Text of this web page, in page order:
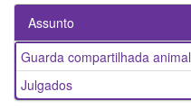
Assunto
Guarda compartilhada animal
Julgados